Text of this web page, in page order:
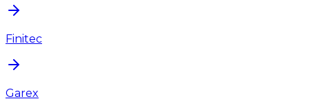
Finitec
Garex